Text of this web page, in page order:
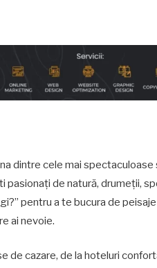
dintre cele mai
pasionați de natură, drumeții,
pentru a te bucura de
ai nevoie.
de cazare, de la hoteluri